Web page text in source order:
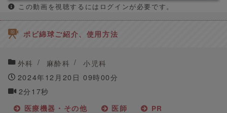
この動画を視聴するにはログインが必要です。
ポビ綿球ご紹介、使用方法
外科 麻酔科
小児科
2024年12月20日 09時00分
2分17秒
医療機器・その他 医師 PR